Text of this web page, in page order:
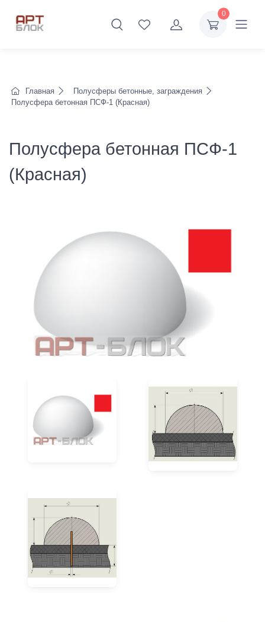
0
Главная
Полусферы бетонные, заграждения
Полусфера бетонная ПСФ-1 (Красная)
Полусфера бетонная ПСФ-1
(Красная)